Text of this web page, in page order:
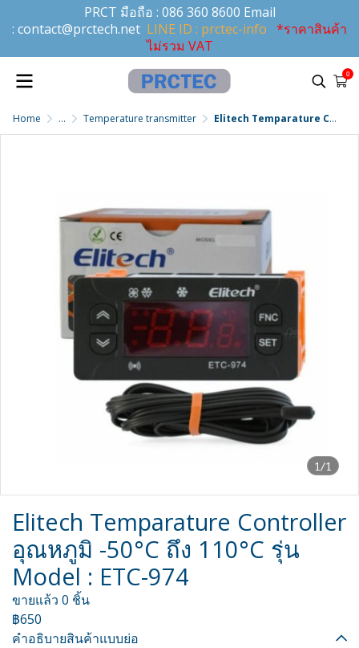
PRCT มือถือ : 086 360 8600 Email
: contact@prctech.net LINE ID : prctec-info *ราคาสินค้า
ไม่รวม VAT
0
Home ... Temperature transmitter Elitech Temparature Controller อุณหภูมิ -50°C ถึง 110°C รุ่น Model : ETC-974
1/1
Elitech Temparature Controller
อุณหภูมิ -50°C ถึง 110°C รุ่น
Model : ETC-974
ขายแล้ว 0 ชิ้น
฿650
คำอธิบายสินค้าแบบย่อ